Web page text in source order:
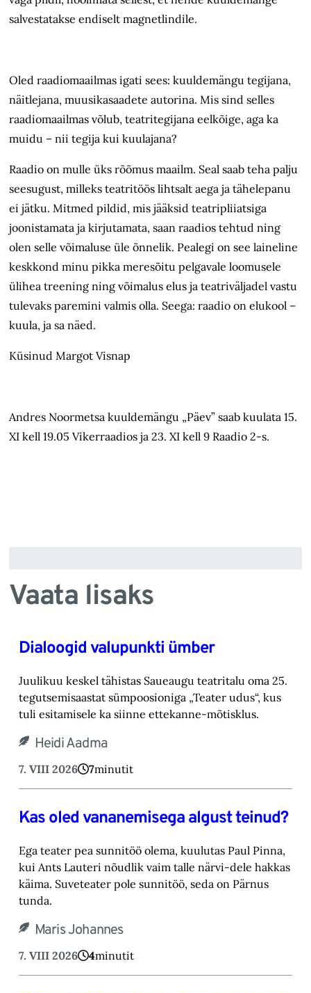
salvestatakse endiselt magnetlindile.
Oled raadiomaailmas igati sees: kuuldemängu tegijana,
näitlejana, muusikasaadete autorina. Mis sind selles
raadiomaailmas võlub, teatritegijana eelkõige, aga ka
muidu – nii tegija kui kuulajana?
Raadio on mulle üks rõõmus maailm. Seal saab teha palju
seesugust, milleks teatritöös lihtsalt aega ja tähelepanu
ei jätku. Mitmed pildid, mis jääksid teatripliiatsiga
joonistamata ja kirjutamata, saan raadios tehtud ning
olen selle võimaluse üle õnnelik. Pealegi on see laineline
keskkond minu pikka meresõitu pelgavale loomusele
ülihea treening ning võimalus elus ja teatriväljadel vastu
tulevaks paremini valmis olla. Seega: raadio on elukool –
kuula, ja sa näed.
Küsinud Margot Visnap
Andres Noormetsa kuuldemängu „Päev” saab kuulata 15.
XI kell 19.05 Vikerraadios ja 23. XI kell 9 Raadio 2-s.
Vaata lisaks
Dialoogid valupunkti ümber
Juulikuu keskel tähistas Saueaugu teatritalu oma 25.
tegutsemisaastat sümpoosioniga „Teater ‎udus“, kus
tuli esitamisele ka siinne ettekanne-mõtisklus.‎
Heidi Aadma
7. VIII 2026 7minutit
Kas oled vananemisega algust teinud?
Ega teater pea sunnitöö olema, kuulutas Paul Pinna,
kui Ants Lauteri nõudlik vaim talle närvi-‎dele hakkas
käima. Suveteater pole sunnitöö, seda on Pärnus
tunda.‎
Maris Johannes
7. VIII 2026 4minutit